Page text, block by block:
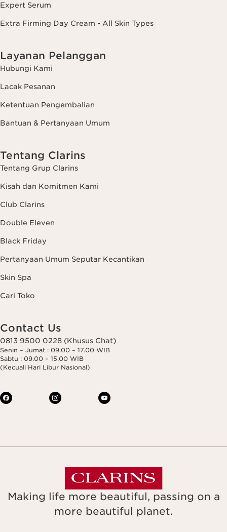
Expert Serum
Extra Firming Day Cream - All Skin Types
Layanan Pelanggan
Hubungi Kami
Lacak Pesanan
Ketentuan Pengembalian
Bantuan & Pertanyaan Umum
Tentang Clarins
Tentang Grup Clarins
Kisah dan Komitmen Kami
Club Clarins
Double Eleven
Black Friday
Pertanyaan Umum Seputar Kecantikan
Skin Spa
Cari Toko
Contact Us
0813 9500 0228 (Khusus Chat)
Senin – Jumat : 09.00 – 17.00 WIB
Sabtu : 09.00 – 15.00 WIB
(Kecuali Hari Libur Nasional)
Making life more beautiful, passing on a
more beautiful planet.